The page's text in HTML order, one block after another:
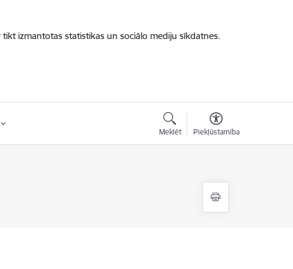
izmantotas statistikas un sociālo mediju sīkdatnes.
Meklēt Piekļūstamība